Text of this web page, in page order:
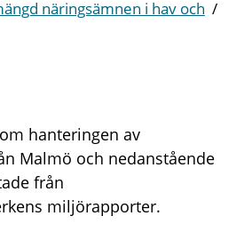
näringsämnen i hav och /
hanteringen av
Malmö och nedanstående
från
miljörapporter.